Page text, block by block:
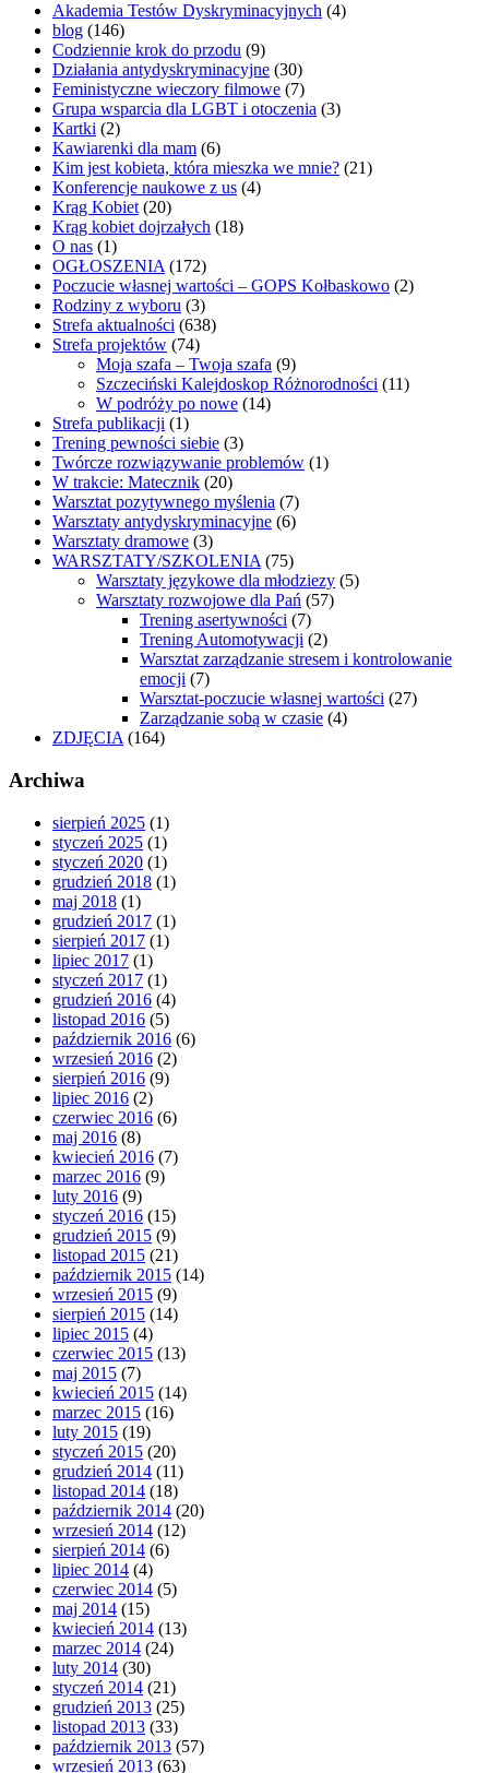
Akademia Testów Dyskryminacyjnych (4)
blog (146)
Codziennie krok do przodu (9)
Działania antydyskryminacyjne (30)
Feministyczne wieczory filmowe (7)
Grupa wsparcia dla LGBT i otoczenia (3)
Kartki (2)
Kawiarenki dla mam (6)
Kim jest kobieta, która mieszka we mnie? (21)
Konferencje naukowe z us (4)
Krąg Kobiet (20)
Krąg kobiet dojrzałych (18)
O nas (1)
OGŁOSZENIA (172)
Poczucie własnej wartości – GOPS Kołbaskowo (2)
Rodziny z wyboru (3)
Strefa aktualności (638)
Strefa projektów (74)
Moja szafa – Twoja szafa (9)
Szczeciński Kalejdoskop Różnorodności (11)
W podróży po nowe (14)
Strefa publikacji (1)
Trening pewności siebie (3)
Twórcze rozwiązywanie problemów (1)
W trakcie: Matecznik (20)
Warsztat pozytywnego myślenia (7)
Warsztaty antydyskryminacyjne (6)
Warsztaty dramowe (3)
WARSZTATY/SZKOLENIA (75)
Warsztaty językowe dla młodziezy (5)
Warsztaty rozwojowe dla Pań (57)
Trening asertywności (7)
Trening Automotywacji (2)
Warsztat zarządzanie stresem i kontrolowanie
emocji (7)
Warsztat-poczucie własnej wartości (27)
Zarządzanie sobą w czasie (4)
ZDJĘCIA (164)
Archiwa
sierpień 2025 (1)
styczeń 2025 (1)
styczeń 2020 (1)
grudzień 2018 (1)
maj 2018 (1)
grudzień 2017 (1)
sierpień 2017 (1)
lipiec 2017 (1)
styczeń 2017 (1)
grudzień 2016 (4)
listopad 2016 (5)
październik 2016 (6)
wrzesień 2016 (2)
sierpień 2016 (9)
lipiec 2016 (2)
czerwiec 2016 (6)
maj 2016 (8)
kwiecień 2016 (7)
marzec 2016 (9)
luty 2016 (9)
styczeń 2016 (15)
grudzień 2015 (9)
listopad 2015 (21)
październik 2015 (14)
wrzesień 2015 (9)
sierpień 2015 (14)
lipiec 2015 (4)
czerwiec 2015 (13)
maj 2015 (7)
kwiecień 2015 (14)
marzec 2015 (16)
luty 2015 (19)
styczeń 2015 (20)
grudzień 2014 (11)
listopad 2014 (18)
październik 2014 (20)
wrzesień 2014 (12)
sierpień 2014 (6)
lipiec 2014 (4)
czerwiec 2014 (5)
maj 2014 (15)
kwiecień 2014 (13)
marzec 2014 (24)
luty 2014 (30)
styczeń 2014 (21)
grudzień 2013 (25)
listopad 2013 (33)
październik 2013 (57)
wrzesień 2013 (63)